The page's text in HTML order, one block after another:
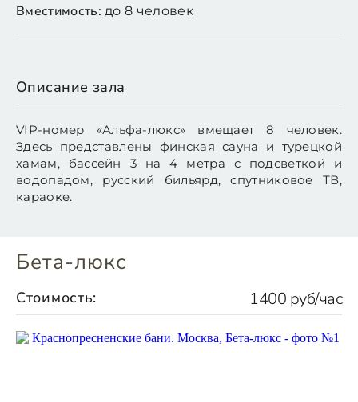
Вместимость: до 8 человек
Описание зала
VIP-номер «Альфа-люкс» вмещает 8 человек.
Здесь представлены финская сауна и турецкой
хамам, бассейн 3 на 4 метра с подсветкой и
водопадом, русский бильярд, спутниковое ТВ,
караоке.
Бета-люкс
Стоимость: 1400 руб/час